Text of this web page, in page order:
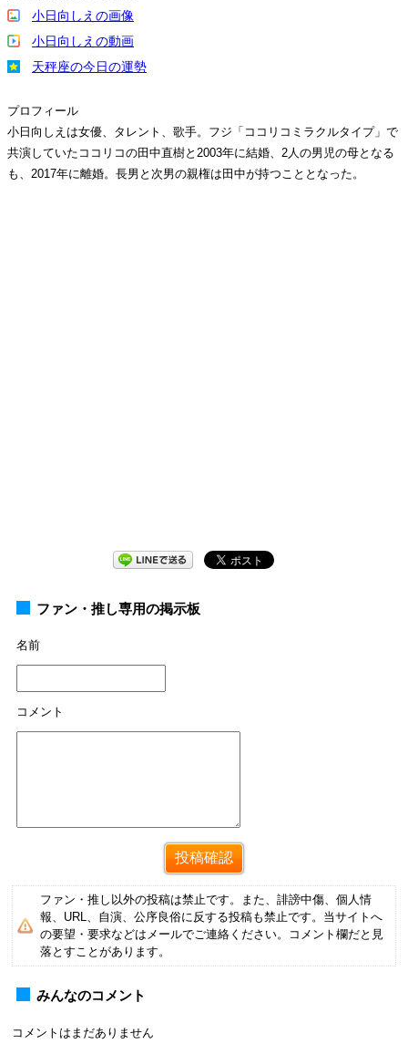
小日向しえの画像
小日向しえの動画
天秤座の今日の運勢
プロフィール
小日向しえは女優、タレント、歌手。フジ「ココリコミラクルタイプ」で
共演していたココリコの田中直樹と2003年に結婚、2人の男児の母となる
も、2017年に離婚。長男と次男の親権は田中が持つこととなった。
ファン・推し専用の掲示板
名前
コメント
ファン・推し以外の投稿は禁止です。また、誹謗中傷、個人情
報、URL、自演、公序良俗に反する投稿も禁止です。当サイトへ
の要望・要求などはメールでご連絡ください。コメント欄だと見
落とすことがあります。
みんなのコメント
コメントはまだありません